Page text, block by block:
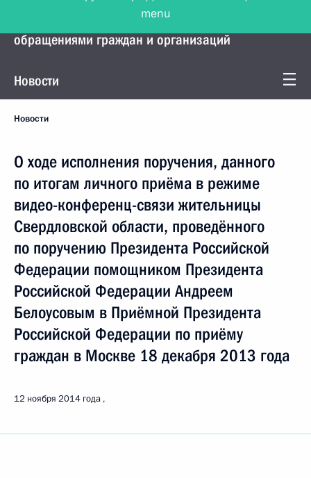
Управление Президента по работе с
обращениями граждан и организаций
Новости
Новости
О ходе исполнения поручения, данного
по итогам личного приёма в режиме
видео-конференц-связи жительницы
Свердловской области, проведённого
по поручению Президента Российской
Федерации помощником Президента
Российской Федерации Андреем
Белоусовым в Приёмной Президента
Российской Федерации по приёму
граждан в Москве 18 декабря 2013 года
12 ноября 2014 года
menu